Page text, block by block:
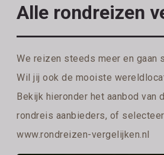
Alle rondreizen
We reizen steeds meer en gaan
Wil jij ook de mooiste
Bekijk hieronder het aanbod van
rondreis aanbieders, of
www.rondreizen-vergelijken.nl